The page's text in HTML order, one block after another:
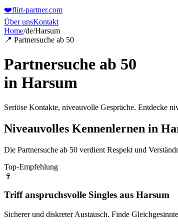
❤️flirt-partner.com
Über unsKontakt
Home/de/Harsum
📍 Partnersuche ab 50
Partnersuche ab 50
in Harsum
Seriöse Kontakte, niveauvolle Gespräche. Entdecke
Niveauvolles Kennenlernen in
Die Partnersuche ab 50 verdient Respekt und
Top-Empfehlung
🍷
Triff anspruchsvolle Singles aus Harsum
Sicherer und diskreter Austausch. Finde